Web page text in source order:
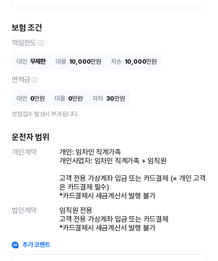
보험 조건
책임한도
대인 무제한 대물 10,000만원 자손 10,000만원
면책금
대인 0만원 대물 0만원 자차 30만원
보험접수 발생시 부과됩니다.
운전자 범위
개인계약
개인: 임차인 직계가족
개인사업자: 임차인 직계가족 + 임직원
고객 전용 가상계좌 입금 또는 카드결제 (※ 개인 고객
은 카드결제 필수)
*카드결제시 세금계산서 발행 불가
법인계약
임직원 전용
고객 전용 가상계좌 입금 또는 카드결제
*카드결제시 세금계산서 발행 불가
추가 코멘트